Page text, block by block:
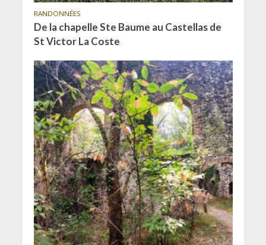
RANDONNÉES
De la chapelle Ste Baume au Castellas de
St Victor La Coste